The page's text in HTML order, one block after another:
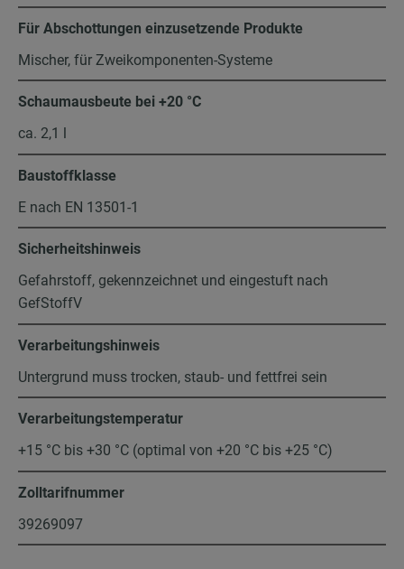
Für Abschottungen einzusetzende Produkte
Mischer, für Zweikomponenten-Systeme
Schaumausbeute bei +20 °C
ca. 2,1 l
Baustoffklasse
E nach EN 13501-1
Sicherheitshinweis
Gefahrstoff, gekennzeichnet und eingestuft nach
GefStoffV
Verarbeitungshinweis
Untergrund muss trocken, staub- und fettfrei sein
Verarbeitungstemperatur
+15 °C bis +30 °C (optimal von +20 °C bis +25 °C)
Zolltarifnummer
39269097